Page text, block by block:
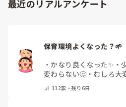
(ここですでに装飾しています)
ぜんぶ見つからなければ作戦勝ち。
制限時間もありつつ、ぜんぶ当た
にしたりと繰り返すうちに子ども
して楽しみましたよ。
参考になれば。。
最近のリアルアンケート
保育環境よくなった？🌱
・ かなり良くなった✨ ・
変わらない🤔 ・ むしろ大
112票・残り6日